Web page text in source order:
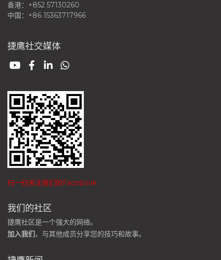
香港：+852 57130260
中国：+86 15363717966
捷鹰社交媒体
扫一扫关注我们的Facebook
我们的社区
捷鹰社区是一个强大的网络。
加入我们 ，与其他成员分享您的技巧和故事。